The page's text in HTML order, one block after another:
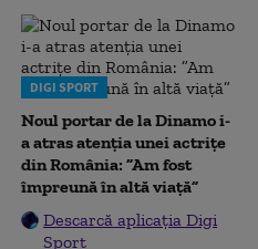
DIGI SPORT
Noul portar de la Dinamo i-
a atras atenția unei actrițe
din România: ”Am fost
împreună în altă viață”
Descarcă aplicația Digi
Sport